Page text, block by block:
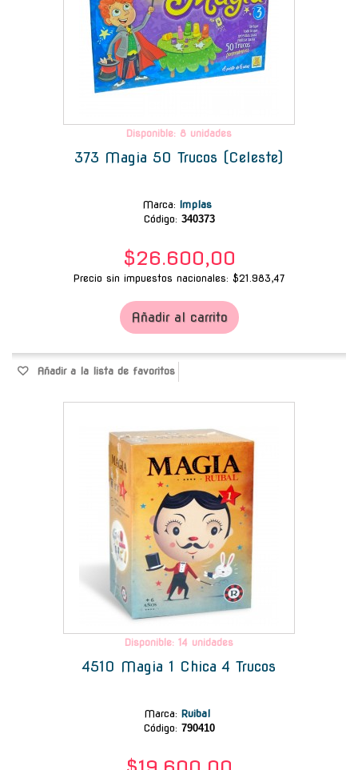
Disponible: 8 unidades
373 Magia 50 Trucos (Celeste)
Marca: Implas
Código: 340373
$26.600,00
Precio sin impuestos nacionales: $21.983,47
Añadir al carrito
Añadir a la lista de favoritos
Disponible: 14 unidades
4510 Magia 1 Chica 4 Trucos
Marca: Ruibal
Código: 790410